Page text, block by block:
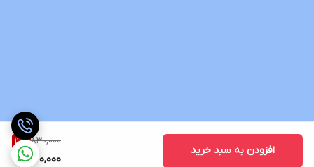
830,000
12%
730,000
افزودن به سبد خرید